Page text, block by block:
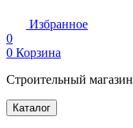
Избранное
0
0 Корзина
Строительный
Каталог